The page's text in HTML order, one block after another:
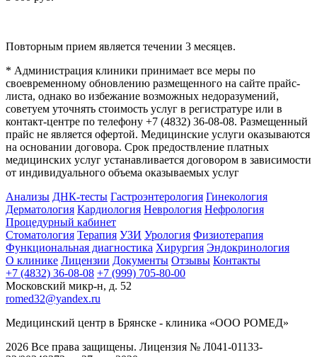
Повторным прием является течении 3 месяцев.
* Администрация клиники принимает все меры по
своевременному обновлению размещенного на сайте прайс-
листа, однако во избежание возможных недоразумений,
советуем уточнять стоимость услуг в регистратуре или в
контакт-центре по телефону +7 (4832) 36-08-08. Размещенный
прайс не является офертой. Медицинские услуги оказываются
на основании договора. Cрок предоствление платных
медицинских услуг устанавливается договором в зависимости
от индивидуального объема оказываемых услуг
Анализы ДНК-тесты Гастроэнтерология Гинекология
Дерматология Кардиология Неврология Нефрология
Процедурный кабинет
Стоматология Терапия УЗИ Урология Физиотерапия
Функциональная диагностика Хирургия Эндокринология
О клинике Лицензии Документы Отзывы Контакты
+7 (4832) 36-08-08 +7 (999) 705-80-00
Московский микр-н, д. 52
romed32@yandex.ru
Медицинский центр в Брянске - клиника «ООО РОМЕД»
2026 Все права защищены. Лицензия № Л041-01133-